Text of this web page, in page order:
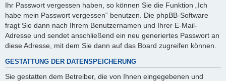
Ihr Passwort vergessen haben, so können Sie die Funktion „Ich
habe mein Passwort vergessen“ benutzen. Die phpBB-Software
fragt Sie dann nach Ihrem Benutzernamen und Ihrer E-Mail-
Adresse und sendet anschließend ein neu generiertes Passwort an
diese Adresse, mit dem Sie dann auf das Board zugreifen können.
GESTATTUNG DER DATENSPEICHERUNG
Sie gestatten dem Betreiber, die von Ihnen eingegebenen und